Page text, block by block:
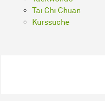
Tai Chi Chuan
Kurssuche